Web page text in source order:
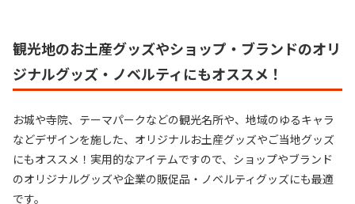
観光地のお土産グッズやショップ・ブランドのオリ
ジナルグッズ・ノベルティにもオススメ！
お城や寺院、テーマパークなどの観光名所や、地域のゆるキャラ
などデザインを施した、オリジナルお土産グッズやご当地グッズ
にもオススメ！実用的なアイテムですので、ショップやブランド
のオリジナルグッズや企業の販促品・ノベルティグッズにも最適
です。